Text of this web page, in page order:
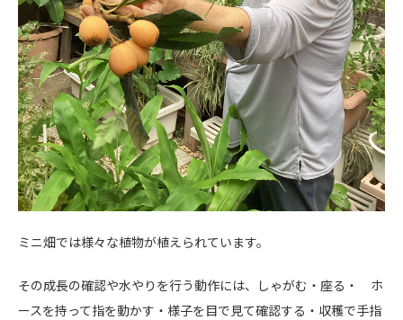
ミニ畑では様々な植物が植えられています。
その成長の確認や水やりを行う動作には、しゃがむ・座る・ ホ
ースを持って指を動かす・様子を目で見て確認する・収穫で手指